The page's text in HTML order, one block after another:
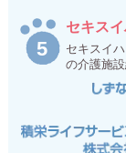
セキス
セキスイ
の介護施